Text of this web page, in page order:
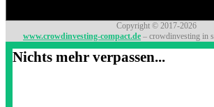
Copyright © 2017-2026
www.crowdinvesting-compact.de – crowdinvesting in
Nichts mehr verpassen...